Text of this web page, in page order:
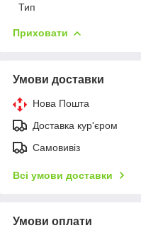
Тип
Приховати
Умови доставки
Нова Пошта
Доставка кур'єром
Самовивіз
Всі умови доставки
Умови оплати